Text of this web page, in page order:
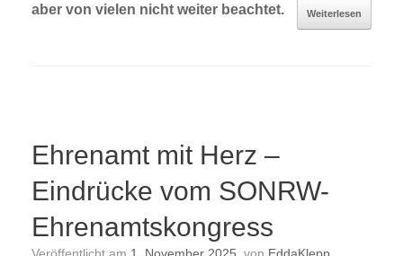
aber von vielen nicht weiter beachtet.
Weiterlesen
Ehrenamt mit Herz –
Eindrücke vom SONRW-
Ehrenamtskongress
Veröffentlicht am 1. November 2025 von EddaKlepp